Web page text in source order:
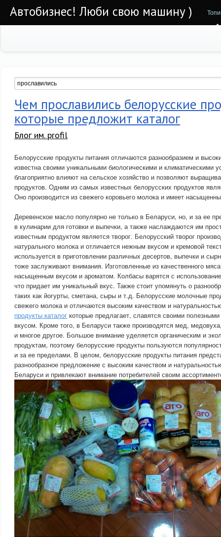
Автобизнес! Люби свою машину )
Чем прославились белорусские
которые предложит каталог
Блог им. profil
Белорусские продукты питания отличаются разнообразием и
известна своими уникальными биологическими и климатическими
благоприятно влияют на сельское хозяйство и позволяют
продуктов. Одним из самых известных белорусских продуктов
Оно производится из свежего коровьего молока и имеет
Деревенское масло популярно не только в Беларуси, но, и за ее
в кулинарии для готовки и выпечки, а также наслаждаются им
известным продуктом является творог. Белорусский творог
натурального молока и отличается нежным вкусом и кремовой
используется в приготовлении различных десертов, выпечки и
тоже заслуживают внимания. Изготовленные из качественного
насыщенным вкусом и ароматом. Колбасы варятся с
что придает им уникальный вкус. Также стоит упомянуть о
таких как йогурты, сметана, сыры и т.д. Белорусские молочные
свежего молока и отличаются высоким качеством и
продукты каталог которые предлагает, славятся своими
вкусом. Кроме того, в Беларуси также производятся мед,
и многое другое. Большое внимание уделяется органическим и
продуктам, поэтому белорусские продукты пользуются
и за ее пределами. В целом, белорусские продукты питания
разнообразное предложение с высоким качеством и
Беларуси и привлекают внимание потребителей своим